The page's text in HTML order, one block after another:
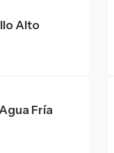
Alto
Fría